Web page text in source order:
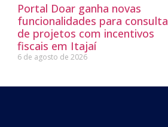
Portal Doar ganha novas
funcionalidades para consulta
de projetos com incentivos
fiscais em Itajaí
6 de agosto de 2026